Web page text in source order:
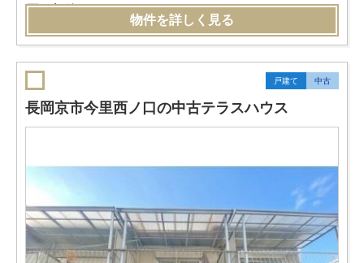
物件を詳しく見る
戸建て 中古
長岡京市今里西ノ口の中古テラスハウス